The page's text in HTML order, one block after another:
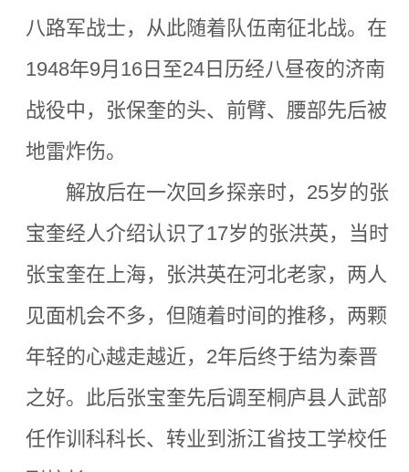
八路军战士，从此随着队伍南征北战。在
1948年9月16日至24日历经八昼夜的济南
战役中，张保奎的头、前臂、腰部先后被
地雷炸伤。
解放后在一次回乡探亲时，25岁的张
宝奎经人介绍认识了17岁的张洪英，当时
张宝奎在上海，张洪英在河北老家，两人
见面机会不多，但随着时间的推移，两颗
年轻的心越走越近，2年后终于结为秦晋
之好。此后张宝奎先后调至桐庐县人武部
任作训科科长、转业到浙江省技工学校任